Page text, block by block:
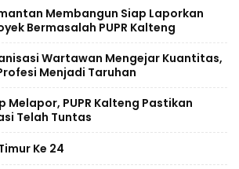
Membangun Siap Laporkan
Bermasalah PUPR Kalteng
Wartawan Mengejar Kuantitas,
Menjadi Taruhan
Melapor, PUPR Kalteng Pastikan
Telah Tuntas
Ke 24